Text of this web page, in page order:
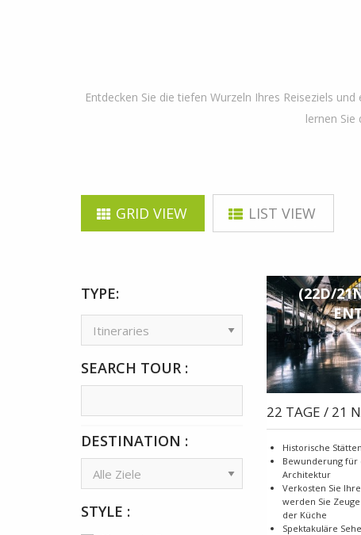
Entdecken Sie die tiefen Wurzeln Ihres Reiseziels
lernen Sie
GRID VIEW LIST VIEW
TYPE:
SEARCH TOUR :
DESTINATION :
STYLE :
(22D/
22 TAGE / 21
Historische
Bewunderung für
Architektur
Verkosten Sie
werden Sie
der Küche
Spektakuläre